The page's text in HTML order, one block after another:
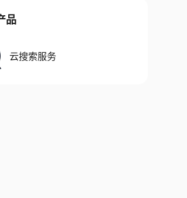
品
云搜索服务